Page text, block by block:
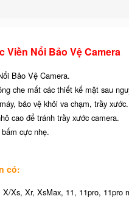
Nổi Bảo Vệ Camera
Bảo Vệ Camera.
che mất các thiết kế mặt sau
bảo vệ khỏi va chạm, trầy xước.
cao để tránh trầy xước camera.
cực nhẹ.
có:
Xs, Xr, XsMax, 11, 11pro,